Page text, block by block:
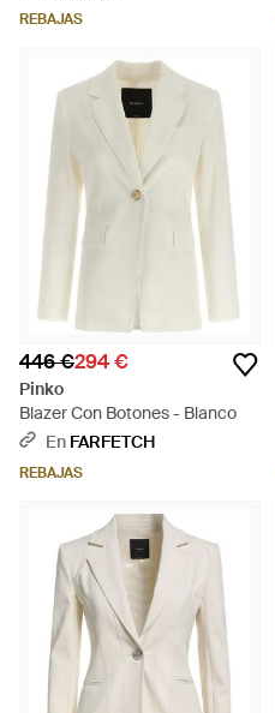
REBAJAS
446 €294 €
Pinko
Blazer Con Botones - Blanco
En FARFETCH
REBAJAS